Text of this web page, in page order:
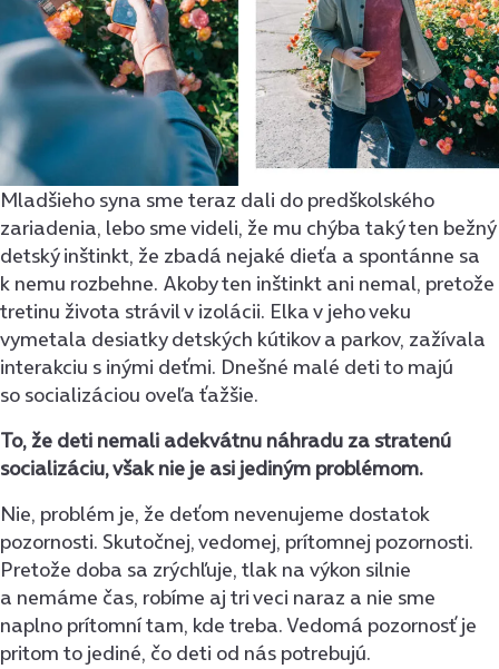
Mladšieho syna sme teraz dali do predškolského
zariadenia, lebo sme videli, že mu chýba taký ten bežný
detský inštinkt, že zbadá nejaké dieťa a spontánne sa
k nemu rozbehne. Akoby ten inštinkt ani nemal, pretože
tretinu života strávil v izolácii. Elka v jeho veku
vymetala desiatky detských kútikov a parkov, zažívala
interakciu s inými deťmi. Dnešné malé deti to majú
so socializáciou oveľa ťažšie.
To, že deti nemali adekvátnu náhradu za stratenú
socializáciu, však nie je asi jediným problémom.
Nie, problém je, že deťom nevenujeme dostatok
pozornosti. Skutočnej, vedomej, prítomnej pozornosti.
Pretože doba sa zrýchľuje, tlak na výkon silnie
a nemáme čas, robíme aj tri veci naraz a nie sme
naplno prítomní tam, kde treba. Vedomá pozornosť je
pritom to jediné, čo deti od nás potrebujú.